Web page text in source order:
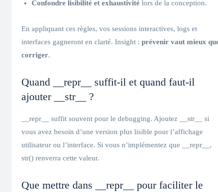
Confondre lisibilité et exhaustivité lors de la conception.
En appliquant ces règles, vos sessions interactives, logs et
interfaces gagneront en clarté. Insight : prévenir vaut mieux
corriger.
Quand __repr__ suffit-il et quand faut-il
ajouter __str__ ?
__repr__ suffit souvent pour le debugging. Ajoutez __str__ si
vous avez besoin d’une version plus lisible pour l’affichage
utilisateur ou l’interface. Si vous n’implémentez que __repr__,
str() renverra cette valeur.
Que mettre dans __repr__ pour faciliter le